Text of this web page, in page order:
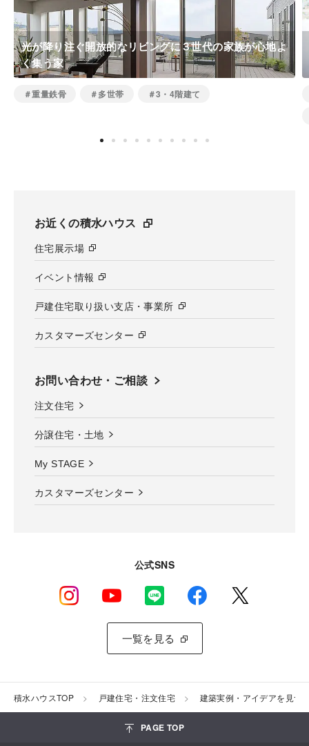
光が降り注ぐ開放的なリビングに３世代の家族が心地よ
く集う家
＃重量鉄骨 ＃多世帯 ＃3・4階建て
お近くの積水ハウス
住宅展示場
イベント情報
戸建住宅取り扱い支店・事業所
カスタマーズセンター
お問い合わせ・ご相談
注文住宅
分譲住宅・土地
My STAGE
カスタマーズセンター
公式SNS
一覧を見る
積水ハウスTOP 戸建住宅・注文住宅 建築実例・アイデアを見つ
PAGE TOP